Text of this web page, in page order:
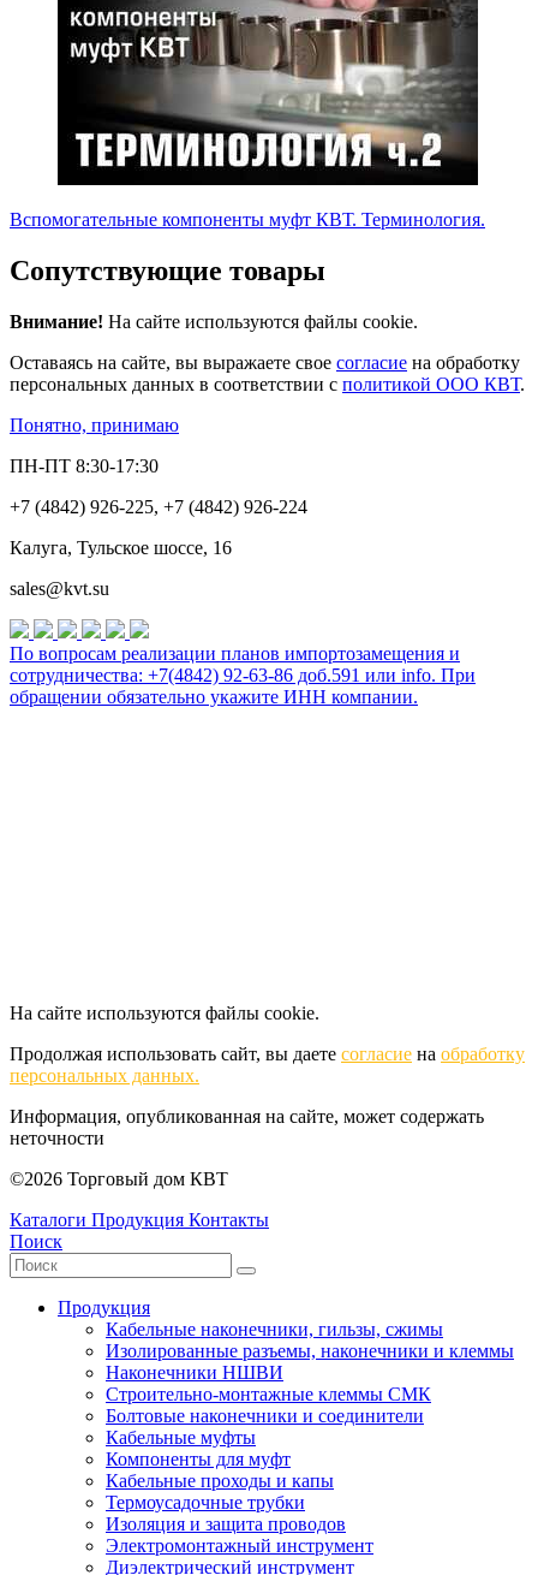
Вспомогательные компоненты муфт КВТ. Терминология.
Сопутствующие товары
Внимание! На сайте используются файлы cookie.
Оставаясь на сайте, вы выражаете свое согласие на обработку
персональных данных в соответствии с политикой ООО КВТ.
Понятно, принимаю
ПН-ПТ 8:30-17:30
+7 (4842) 926-225, +7 (4842) 926-224
Калуга, Тульское шоссе, 16
sales@kvt.su
По вопросам реализации планов импортозамещения и
сотрудничества: +7(4842) 92-63-86 доб.591 или info. При
обращении обязательно укажите ИНН компании.
На сайте используются файлы cookie.
Продолжая использовать сайт, вы даете согласие на обработку
персональных данных.
Информация, опубликованная на сайте, может содержать
неточности
©2026 Торговый дом КВТ
Каталоги Продукция Контакты
Поиск
Продукция
Кабельные наконечники, гильзы, сжимы
Изолированные разъемы, наконечники и клеммы
Наконечники НШВИ
Строительно-монтажные клеммы СМК
Болтовые наконечники и соединители
Кабельные муфты
Компоненты для муфт
Кабельные проходы и капы
Термоусадочные трубки
Изоляция и защита проводов
Электромонтажный инструмент
Диэлектрический инструмент